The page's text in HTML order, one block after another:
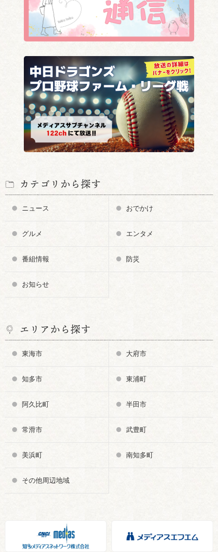
カテゴリから探す
ニュース おでかけ
グルメ エンタメ
番組情報 防災
お知らせ
エリアから探す
東海市 大府市
知多市 東浦町
阿久比町 半田市
常滑市 武豊町
美浜町 南知多町
その他周辺地域